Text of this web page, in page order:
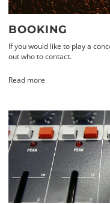
BOOKING
If you would like to play a
out who to contact.
Read more